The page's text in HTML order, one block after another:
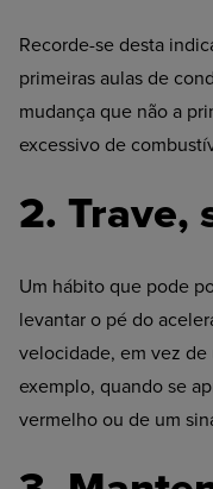
Recorde-se desta
primeiras aulas de
mudança que não a
excessivo de
2. Trave,
Um hábito que pode
levantar o pé do
velocidade, em vez
exemplo, quando se
vermelho ou de um